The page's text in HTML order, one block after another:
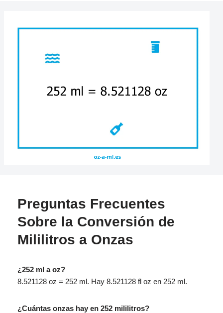
Preguntas Frecuentes
Sobre la Conversión de
Mililitros a Onzas
¿252 ml a oz?
8.521128 oz = 252 ml. Hay 8.521128 fl oz en 252 ml.
¿Cuántas onzas hay en 252 mililitros?